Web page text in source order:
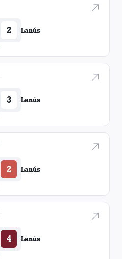
2 Lanús
3 Lanús
2 Lanús
4 Lanús